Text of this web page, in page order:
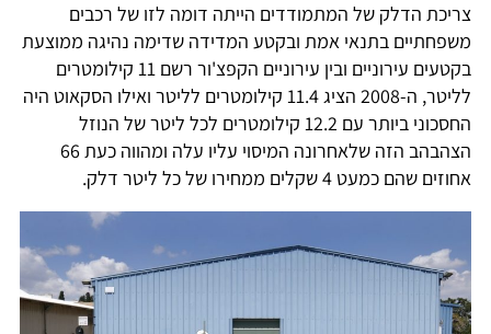
צריכת הדלק של המתמודדים הייתה דומה לזו של רכבים
משפחתיים בתנאי אמת ובקטע המדידה שדימה נהיגה ממוצעת
בקטעים עירוניים ובין עירוניים הקפצ'ור רשם 11 קילומטרים
לליטר, ה-2008 הציג 11.4 קילומטרים לליטר ואילו הסקאוט היה
החסכוני ביותר עם 12.2 קילומטרים לכל ליטר של הנוזל
הצהבהב הזה שלאחרונה המיסוי עליו עלה ומהווה כעת 66
אחוזים שהם כמעט 4 שקלים ממחירו של כל ליטר דלק.